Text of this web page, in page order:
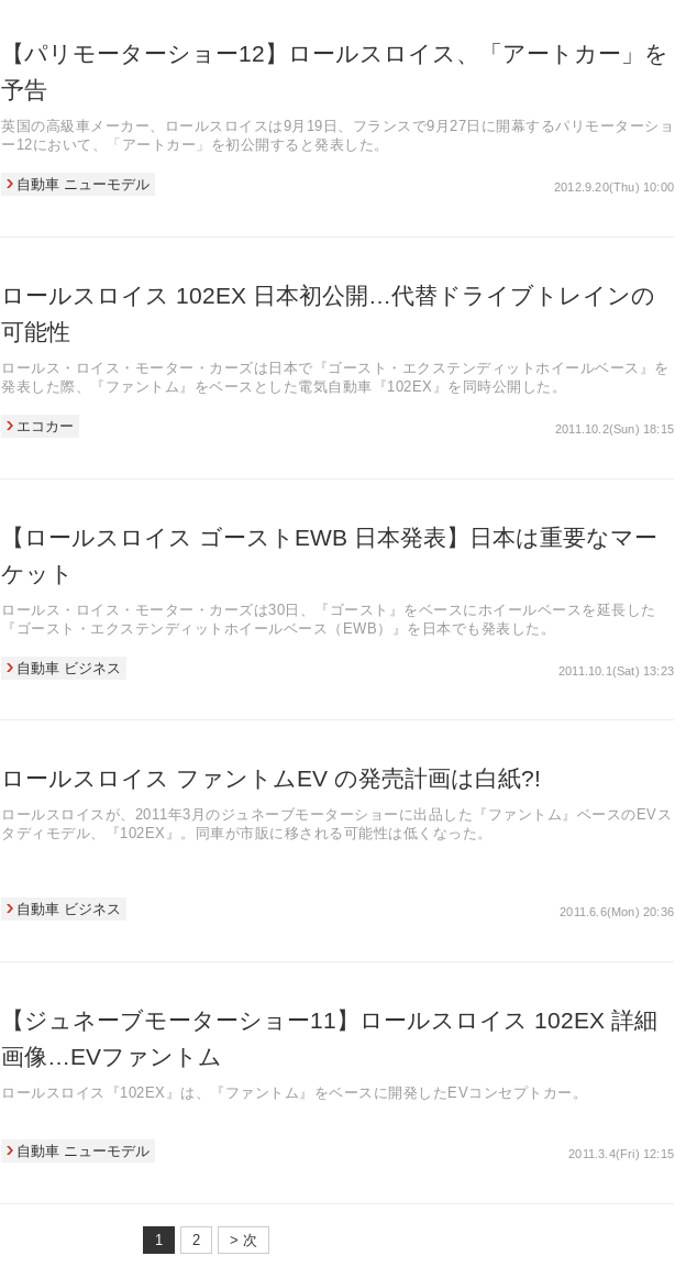
自動車 ニューモデル 2012.9.20(Thu) 10:00
【パリモーターショー12】ロールスロイス、「アートカー」を
予告
英国の高級車メーカー、ロールスロイスは9月19日、フランスで9月27日に開幕するパリモーターショ
ー12において、「アートカー」を初公開すると発表した。
エコカー 2011.10.2(Sun) 18:15
ロールスロイス 102EX 日本初公開…代替ドライブトレインの
可能性
ロールス・ロイス・モーター・カーズは日本で『ゴースト・エクステンディットホイールベース』を
発表した際、『ファントム』をベースとした電気自動車『102EX』を同時公開した。
自動車 ビジネス 2011.10.1(Sat) 13:23
【ロールスロイス ゴーストEWB 日本発表】日本は重要なマー
ケット
ロールス・ロイス・モーター・カーズは30日、『ゴースト』をベースにホイールベースを延長した
『ゴースト・エクステンディットホイールベース（EWB）』を日本でも発表した。
自動車 ビジネス 2011.6.6(Mon) 20:36
ロールスロイス ファントムEV の発売計画は白紙?!
ロールスロイスが、2011年3月のジュネーブモーターショーに出品した『ファントム』ベースのEVス
タディモデル、『102EX』。同車が市販に移される可能性は低くなった。
自動車 ニューモデル 2011.3.4(Fri) 12:15
【ジュネーブモーターショー11】ロールスロイス 102EX 詳細
画像…EVファントム
ロールスロイス『102EX』は、『ファントム』をベースに開発したEVコンセプトカー。
1 2 > 次